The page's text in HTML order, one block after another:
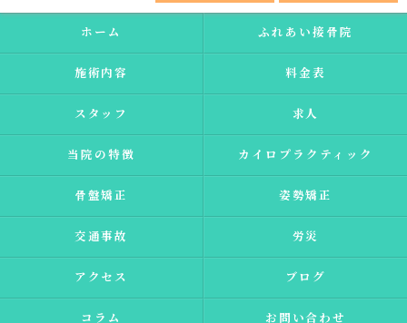
ホーム ふれあい接骨院
施術内容 料金表
スタッフ 求人
当院の特徴 カイロプラクティック
骨盤矯正 姿勢矯正
交通事故 労災
アクセス ブログ
コラム お問い合わせ